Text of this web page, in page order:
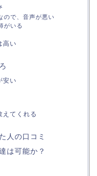
ので、音声が悪い
がいる
高い
安い
えてくれる
人の口コミ
は可能か？